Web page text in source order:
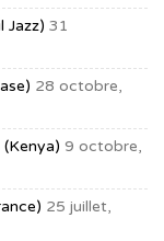
Jazz) 31
28 octobre,
9 octobre,
25 juillet,